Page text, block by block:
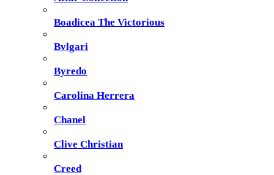
Boadicea The Victorious
Bvlgari
Byredo
Carolina Herrera
Chanel
Clive Christian
Creed